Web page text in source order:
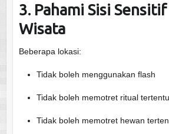
3. Pahami Sisi
Wisata
Beberapa lokasi:
Tidak boleh menggunakan flash
Tidak boleh memotret ritual tertentu
Tidak boleh memotret hewan